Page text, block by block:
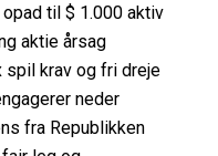
til $ 1.000 aktiv
aktie årsag
krav og fri dreje
neder
fra Republikken